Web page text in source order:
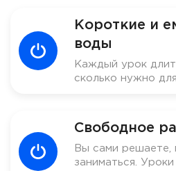
Короткие и
воды
Каждый урок
сколько нужно
Свободное
Вы сами решаете,
заниматься.